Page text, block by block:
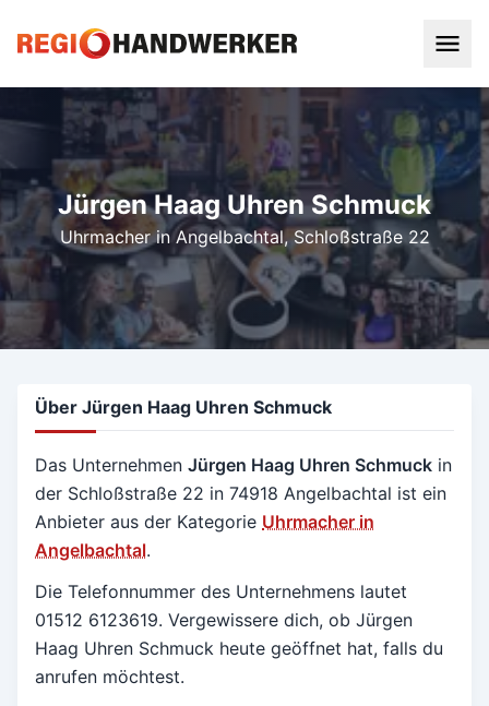
Jürgen Haag Uhren Schmuck
Uhrmacher in Angelbachtal, Schloßstraße 22
Über Jürgen Haag Uhren Schmuck
Das Unternehmen Jürgen Haag Uhren Schmuck in
der Schloßstraße 22 in 74918 Angelbachtal ist ein
Anbieter aus der Kategorie Uhrmacher in
Angelbachtal.
Die Telefonnummer des Unternehmens lautet
01512 6123619. Vergewissere dich, ob Jürgen
Haag Uhren Schmuck heute geöffnet hat, falls du
anrufen möchtest.